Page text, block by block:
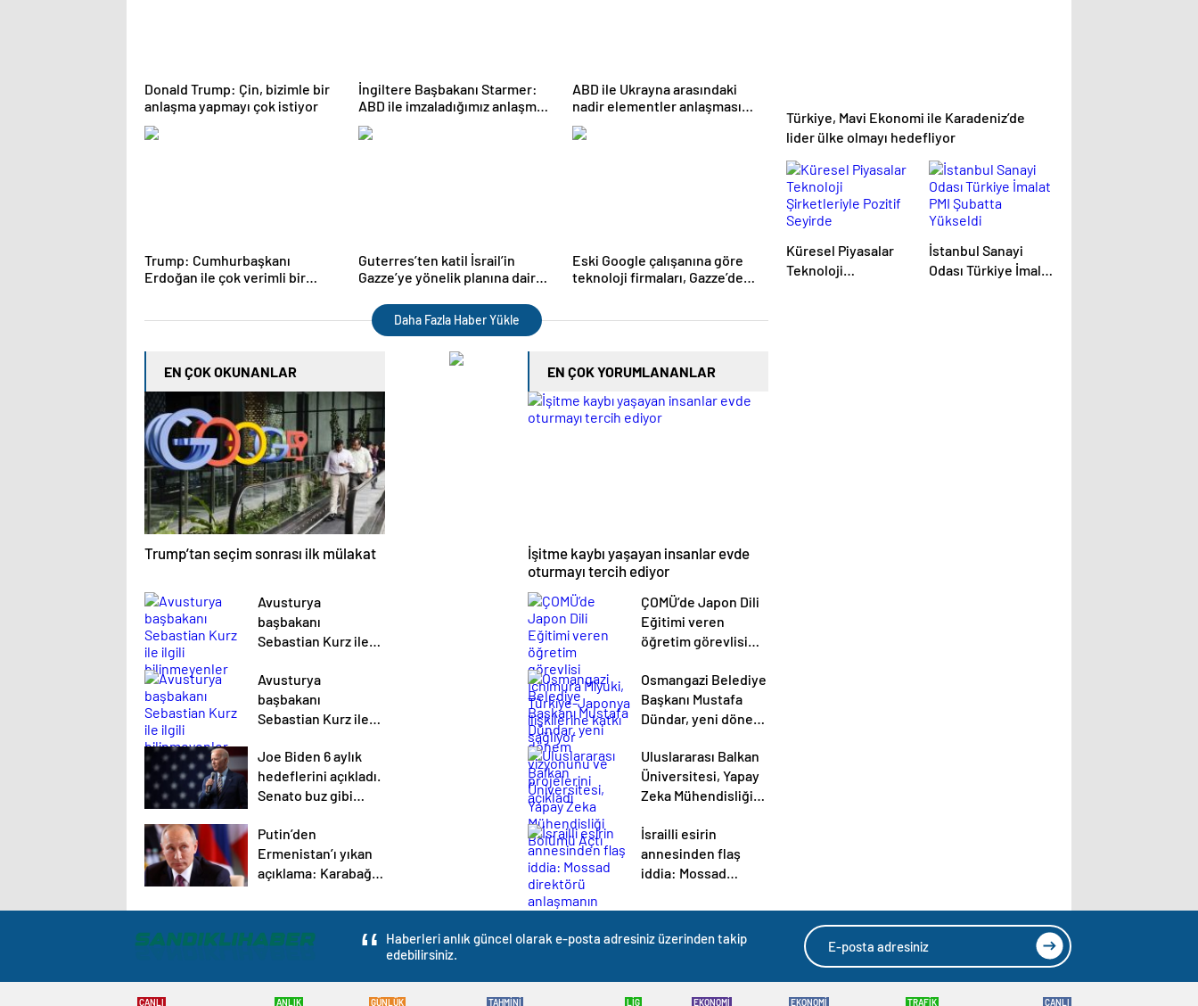
Donald Trump: Çin, bizimle bir
anlaşma yapmayı çok istiyor
İngiltere Başbakanı Starmer:
ABD ile imzaladığımız anlaşma
inanılmaz bir platform
oluşturacak
ABD ile Ukrayna arasındaki
nadir elementler anlaşması
resmen yürürlüğe girdi
Trump: Cumhurbaşkanı
Erdoğan ile çok verimli bir
Guterres’ten katil İsrail’in
Gazze’ye yönelik planına dair
Eski Google çalışanına göre
teknoloji firmaları, Gazze’de
Daha Fazla Haber Yükle
EN ÇOK OKUNANLAR
Trump’tan seçim sonrası ilk mülakat
Avusturya
başbakanı
Sebastian Kurz ile
Avusturya
başbakanı
Sebastian Kurz ile
Joe Biden 6 aylık
hedeflerini açıkladı.
Senato buz gibi…
Putin’den
Ermenistan’ı yıkan
açıklama: Karabağ
ayrılmaz bir
parçasıdır!
EN ÇOK YORUMLANANLAR
İşitme kaybı yaşayan insanlar evde
oturmayı tercih ediyor
ÇOMÜ’de Japon Dili
Eğitimi veren
öğretim görevlisi
Türkiye-Japonya
ilişkilerine katkı
sağlıyor
Osmangazi Belediye
Başkanı Mustafa
Dündar, yeni dönem
projelerini açıkladı
Uluslararası Balkan
Üniversitesi, Yapay
Zeka Mühendisliği
İsrailli esirin
annesinden flaş
iddia: Mossad
anlaşmanın
mümkün olmadığını
Türkiye, Mavi Ekonomi ile Karadeniz’de
lider ülke olmayı hedefliyor
Küresel Piyasalar
Teknoloji
İstanbul Sanayi
Odası Türkiye İmalat
Haberleri anlık güncel olarak e-posta adresiniz üzerinden takip
edebilirsiniz.
CANLI ANLIK GÜNLÜK TAHMİNİ LİG EKONOMİ EKONOMİ TRAFİK CANLI